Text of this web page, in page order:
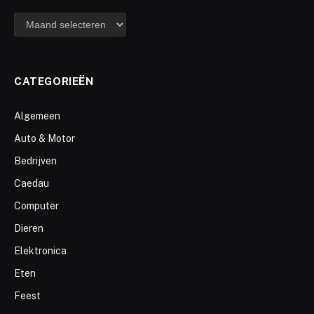
archief
CATEGORIEËN
Algemeen
Auto & Motor
Bedrijven
Caedau
Computer
Dieren
Elektronica
Eten
Feest